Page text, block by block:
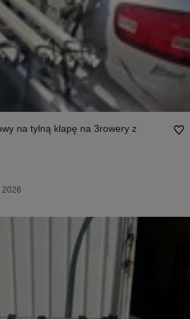
na tylną klapę na 3rowery z
2026